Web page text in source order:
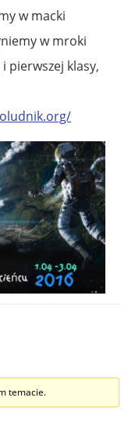
w macki
w mroki
pierwszej klasy,
temacie.